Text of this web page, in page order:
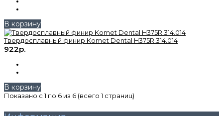
В корзину
Твердосплавный финир Komet Dental H375R.314.014
922р.
В корзину
Показано с 1 по 6 из 6 (всего 1 страниц)